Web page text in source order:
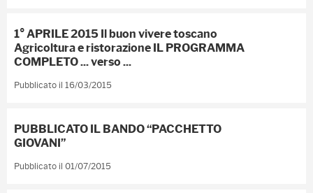
1° APRILE 2015 Il buon vivere toscano
Agricoltura e ristorazione IL PROGRAMMA
COMPLETO ... verso ...
Pubblicato il 16/03/2015
PUBBLICATO IL BANDO “PACCHETTO
GIOVANI”
Pubblicato il 01/07/2015